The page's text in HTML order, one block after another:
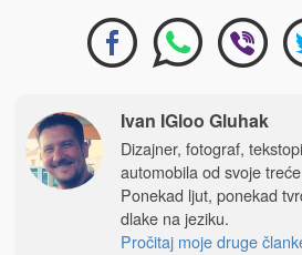
Ivan IGloo Gluhak
Dizajner, fotograf,
automobila od svoje
Ponekad ljut, ponekad
dlake na jeziku.
Pročitaj moje druge